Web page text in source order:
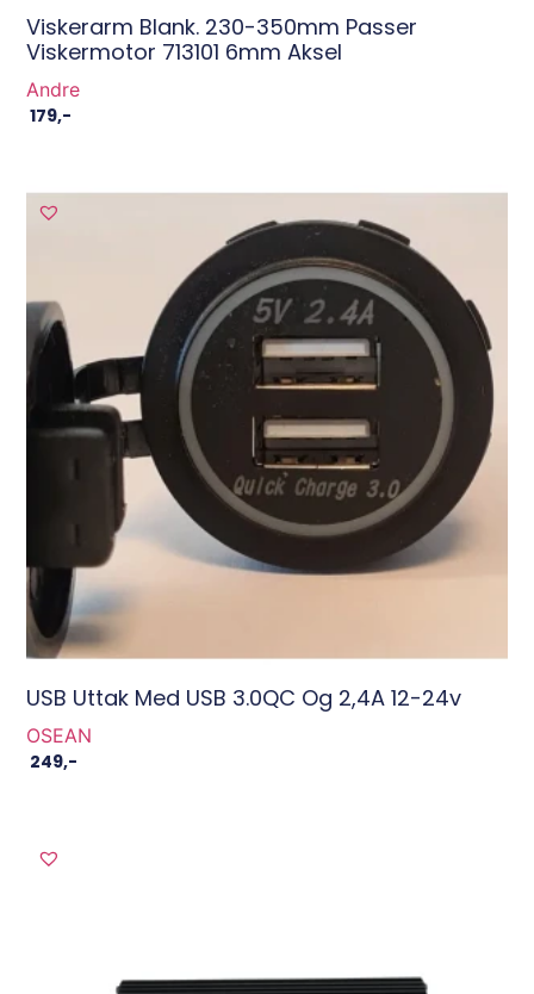
Viskerarm Blank. 230-350mm Passer
Viskermotor 713101 6mm Aksel
Andre
179,-
USB Uttak Med USB 3.0QC Og 2,4A 12-24v
OSEAN
249,-